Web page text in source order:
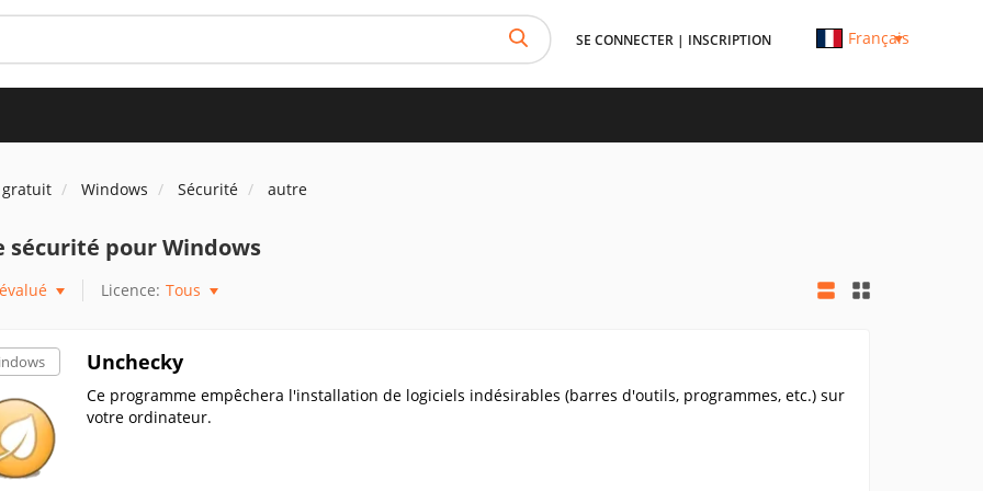
SE CONNECTER | INSCRIPTION Français
Windows Sécurité autre
sécurité pour Windows
Licence: Tous
Unchecky
Ce programme empêchera l'installation de logiciels indésirables (barres d'outils, programmes, etc.) sur
votre ordinateur.